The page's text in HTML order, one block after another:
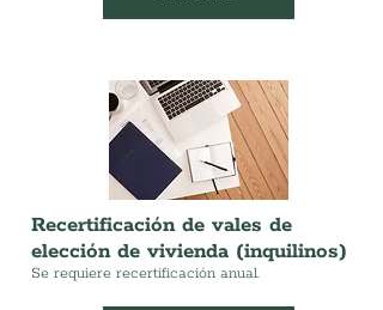
Recertificación de vales de
elección de vivienda (inquilinos)
Se requiere recertificación anual.